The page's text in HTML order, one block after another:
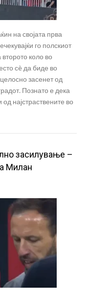
на својата прва
го полскиот
коло во
сè да биде во
засенет од
Познато е дека
најстраствените во
засилување –
Милан